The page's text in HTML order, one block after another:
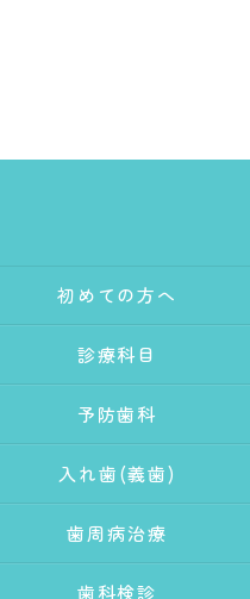
初めての方へ
診療科目
予防歯科
入れ歯(義歯)
歯周病治療
歯科検診